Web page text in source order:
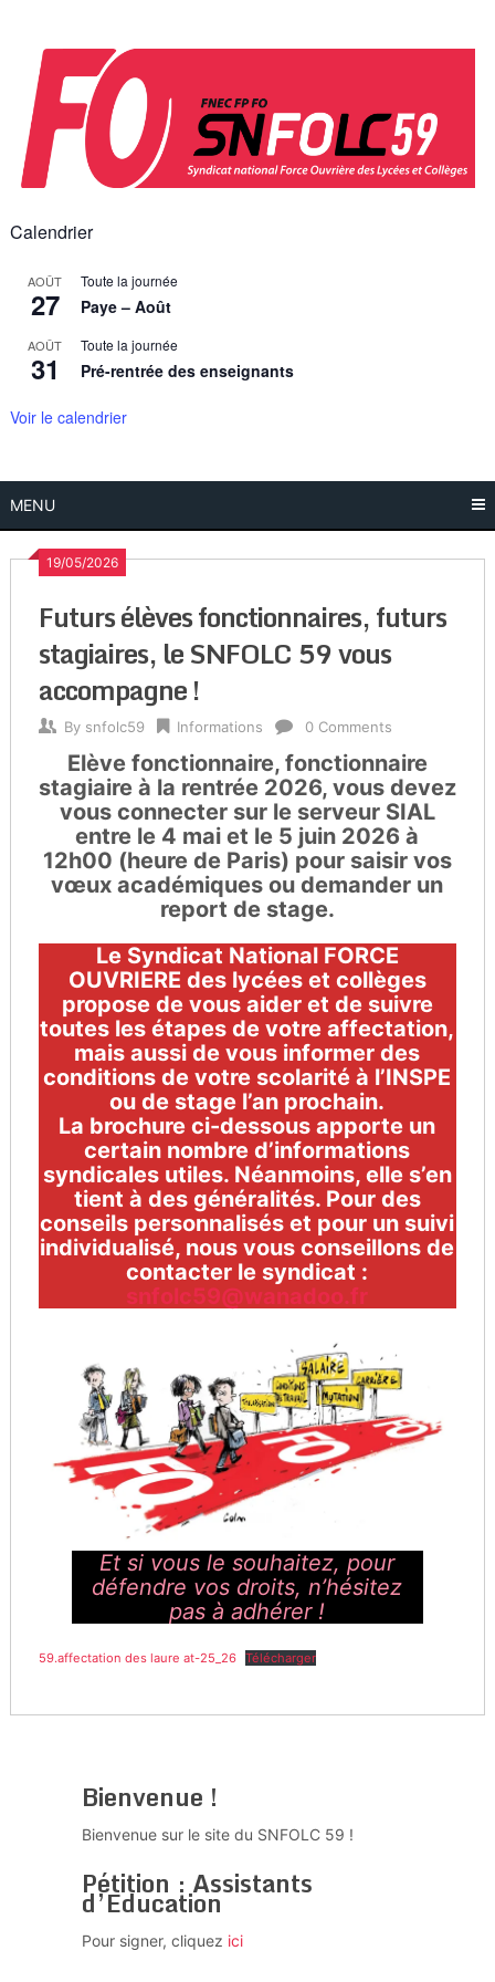
content
Calendrier
AOÛT
27
Toute la journée
Paye – Août
AOÛT
31
Toute la journée
Pré-rentrée des enseignants
Voir le calendrier
MENU
19/05/2026
Futurs élèves fonctionnaires, futurs
stagiaires, le SNFOLC 59 vous
accompagne !
By snfolc59 Informations 0 Comments
Elève fonctionnaire, fonctionnaire
stagiaire à la rentrée 2026, vous devez
vous connecter sur le serveur SIAL
entre le 4 mai et le 5 juin 2026 à
12h00 (heure de Paris) pour saisir vos
vœux académiques ou demander un
report de stage.
Le Syndicat National FORCE
OUVRIERE des lycées et collèges
propose de vous aider et de suivre
toutes les étapes de votre affectation,
mais aussi de vous informer des
conditions de votre scolarité à l’INSPE
ou de stage l’an prochain.
La brochure ci-dessous apporte un
certain nombre d’informations
syndicales utiles. Néanmoins, elle s’en
tient à des généralités. Pour des
conseils personnalisés et pour un suivi
individualisé, nous vous conseillons de
contacter le syndicat :
snfolc59@wanadoo.fr
Et si vous le souhaitez, pour
défendre vos droits, n’hésitez
pas à adhérer !
59.affectation des laure at-25_26 Télécharger
Bienvenue !
Bienvenue sur le site du SNFOLC 59 !
Pétition : Assistants
d’Education
Pour signer, cliquez ici